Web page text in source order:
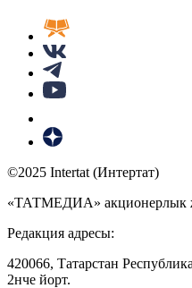
©2025 Intertat (Интертат)
«ТАТМЕДИА» акционерлык
Редакция адресы:
420066, Татарстан
2нче йорт.